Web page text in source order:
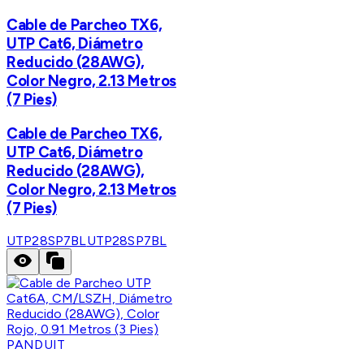
Cable de Parcheo TX6,
UTP Cat6, Diámetro
Reducido (28AWG),
Color Negro, 2.13 Metros
(7 Pies)
Cable de Parcheo TX6,
UTP Cat6, Diámetro
Reducido (28AWG),
Color Negro, 2.13 Metros
(7 Pies)
UTP28SP7BLUTP28SP7BL
PANDUIT